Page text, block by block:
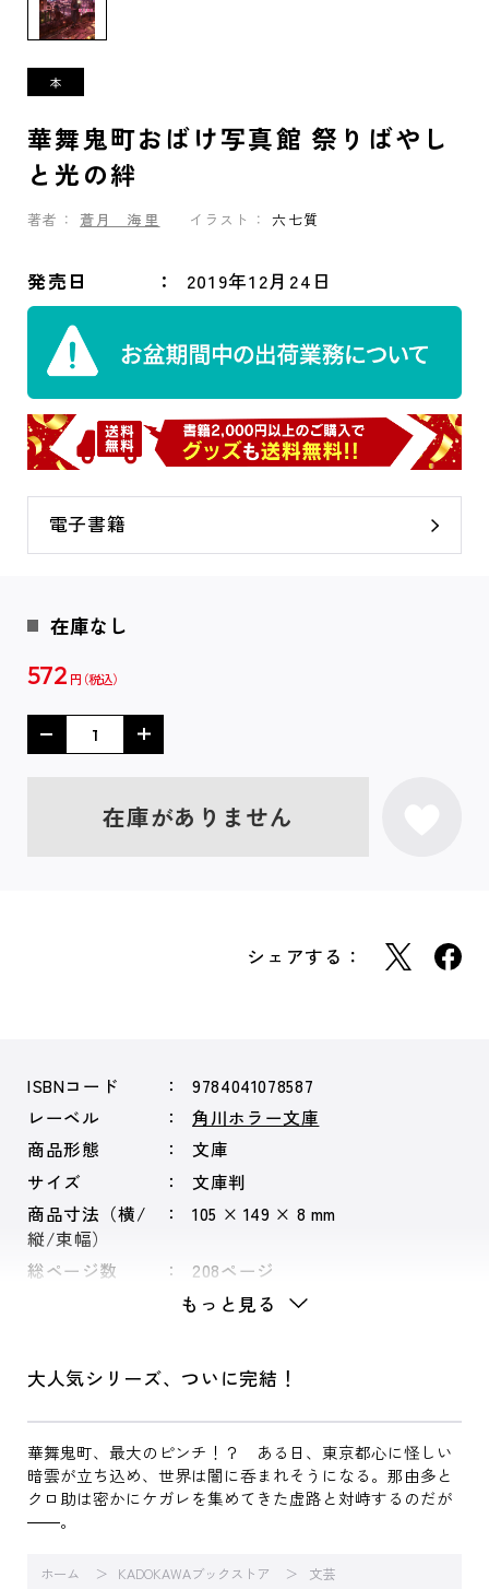
華舞鬼町おばけ写真館 祭りばやし
と光の絆
著者： 蒼月 海里 イラスト： 六七質
発売日 2019年12月24日
電子書籍
在庫なし
572 円
在庫がありません
シェアする：
ISBNコード
9784041078587
レーベル
角川ホラー文庫
商品形態
文庫
サイズ
文庫判
商品寸法（横/
縦/束幅）
105 × 149 × 8 mm
総ページ数 208ページ
もっと見る
大人気シリーズ、ついに完結！
華舞鬼町、最大のピンチ！？ ある日、東京都心に怪しい
暗雲が立ち込め、世界は闇に呑まれそうになる。那由多と
クロ助は密かにケガレを集めてきた虚路と対峙するのだが
――。
ホーム KADOKAWAブックストア 文芸